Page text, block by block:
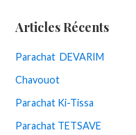
Articles Récents
Parachat DEVARIM
Chavouot
Parachat Ki-Tissa
Parachat TETSAVE